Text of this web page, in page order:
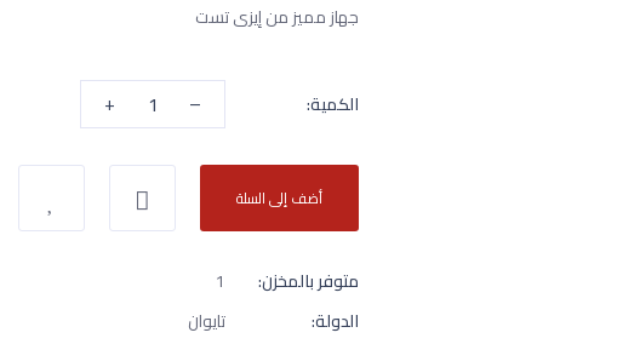
جهاز مميز من إيزى تست
الكمية: –
+
أضف إلى السلة
متوفر بالمخزن:
1
الدولة:
تايوان